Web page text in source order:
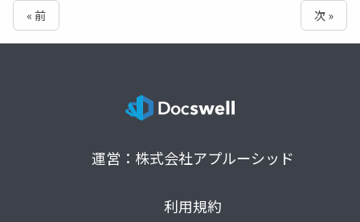
« 前 次 »
運営：株式会社アプルーシッド
利用規約